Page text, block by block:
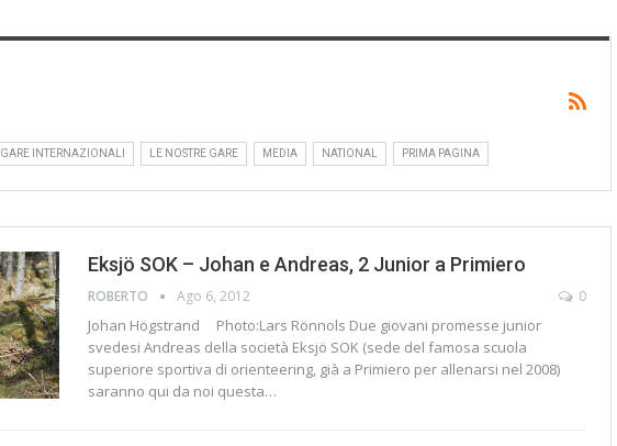
GARE INTERNAZIONALI LE NOSTRE GARE MEDIA NATIONAL PRIMA PAGINA
Eksjö SOK – Johan e Andreas, 2 Junior a Primiero
ROBERTO Ago 6, 2012 0
Johan Högstrand Photo:Lars Rönnols Due giovani promesse junior
svedesi Andreas della società Eksjö SOK (sede del famosa scuola
superiore sportiva di orienteering, già a Primiero per allenarsi nel 2008)
saranno qui da noi questa…